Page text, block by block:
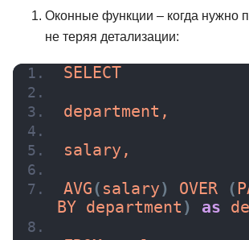
Оконные функции – когда нужно
не теряя детализации:
SELECT
department,
salary,
AVG ( salary) OVER (
BY department ) as